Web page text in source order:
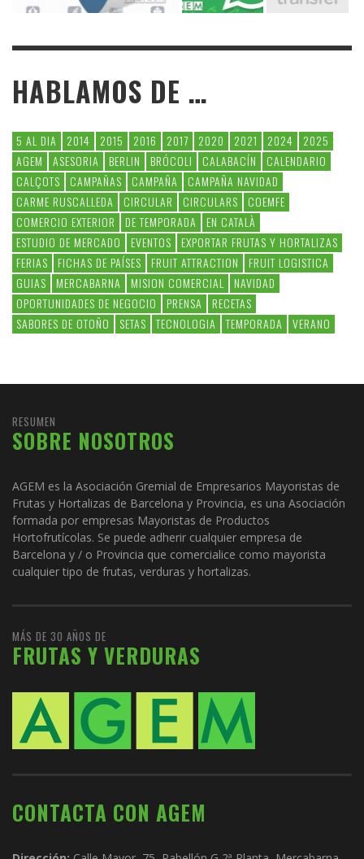
HABLAMOS DE …
5 AL DIA 2014 2015 2016 2017 2020 2021 2024
2025
AGEM
ASESORIA BERLIN BRÓCOLI CALABACÍN
CALENDARIO
CALÇOTS
CAMPAÑAS CAMPAÑA
CAMPAÑA NAVIDAD
CARME RUSCALLEDA
CIRCULAR CIRCULARS
COEMFE
COMERCIO EXTERIOR
DE TEMPORADA
EN CATALÀ
ESTUDIO DE MERCADO
EVENTOS
EXPORTAR FRUTAS Y HORTALIZAS
FERIAS
FICHAS DE PAÍSES FRUIT ATTRACTION
FRUIT LOGISTICA
GUIAS
MERCABARNA MISION COMERCIAL
NAVIDAD
OPORTUNIDADES DE NEGOCIO
PRENSA
RECETAS
SABORES DE OTOÑO
SETAS TECNOLOGIA TEMPORADA VERANO
RESUMEN
SOBRE NOSOTROS
AGEM es la Asociación Gremial de Empresarios Mayoristas de
Frutas y Hortalizas de Barcelona y Provincia, es una Asociación
formada por empresas Mayoristas de Productos
Hortofrutícolas. Se puede adherir cualquier empresa de
Barcelona y / o Provincia que comercialice como mayorista
cualquier tipo de frutas, verduras y hortalizas.
MÁS DE 30 AÑOS DE
FRUTAS Y VERDURAS
CONTACTA CON AGEM